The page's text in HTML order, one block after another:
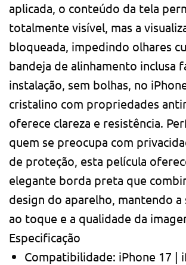
aplicada, o conteúdo da tela
totalmente visível, mas a
bloqueada, impedindo olhares
bandeja de alinhamento inclusa
instalação, sem bolhas, no
cristalino com propriedades
oferece clareza e resistência.
quem se preocupa com
de proteção, esta película
elegante borda preta que
design do aparelho, mantendo a
ao toque e a qualidade da
Especificação
Compatibilidade: iPhone 17 |